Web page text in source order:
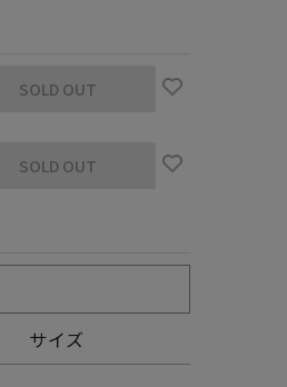
SOLD OUT
SOLD OUT
サイズ